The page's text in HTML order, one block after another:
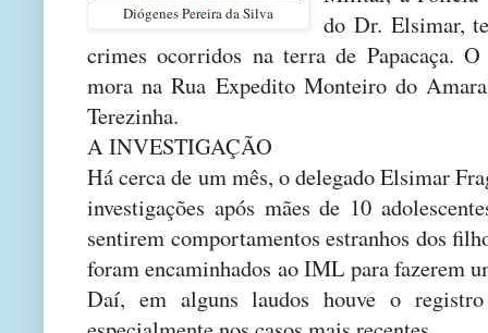
Diógenes Pereira da Silva
do Dr. Elsimar,
crimes ocorridos na terra de Papacaça.
mora na Rua Expedito Monteiro do
Terezinha.
A INVESTIGAÇÃO
Há cerca de um mês, o delegado Elsimar
investigações após mães de 10
sentirem comportamentos estranhos dos
foram encaminhados ao IML para fazerem
Daí, em alguns laudos houve o